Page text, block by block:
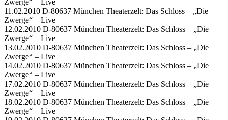
11.02.2010 D-80637 München Theaterzelt: Das Schloss – „Die
Zwerge“ – Live
12.02.2010 D-80637 München Theaterzelt: Das Schloss – „Die
Zwerge“ – Live
13.02.2010 D-80637 München Theaterzelt: Das Schloss – „Die
Zwerge“ – Live
14.02.2010 D-80637 München Theaterzelt: Das Schloss – „Die
Zwerge“ – Live
17.02.2010 D-80637 München Theaterzelt: Das Schloss – „Die
Zwerge“ – Live
18.02.2010 D-80637 München Theaterzelt: Das Schloss – „Die
Zwerge“ – Live